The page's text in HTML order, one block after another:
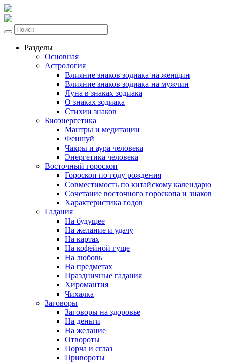
Разделы
Основная
Астрология
Влияние знаков зодиака на женщин
Влияние знаков зодиака на мужчин
Луна в знаках зодиака
О знаках зодиака
Стихии знаков
Биоэнергетика
Мантры и медитации
Феншуй
Чакры и аура человека
Энергетика человека
Восточный гороскоп
Гороскоп по году рождения
Совместимость по китайскому календарю
Сочетание восточного гороскопа и знаков
Характеристика годов
Гадания
На будущее
На желание и удачу
На картах
На кофейной гуще
На любовь
На предметах
Праздничные гадания
Хиромантия
Чихалка
Заговоры
Заговоры на здоровье
На деньги
На желание
Отвороты
Порча и сглаз
Привороты